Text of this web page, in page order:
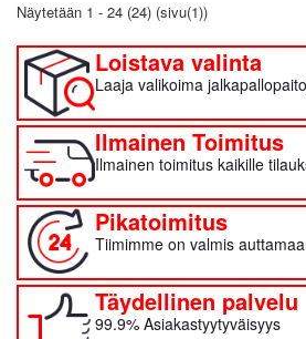
Näytetään 1 - 24 (24) (sivu(1))
Loistava valinta
Laaja valikoima
Ilmainen Toimitus
Ilmainen toimitus kaikille
Pikatoimitus
Tiimimme on valmis
Täydellinen palvelu
99.9% Asiakastyytyväisyys